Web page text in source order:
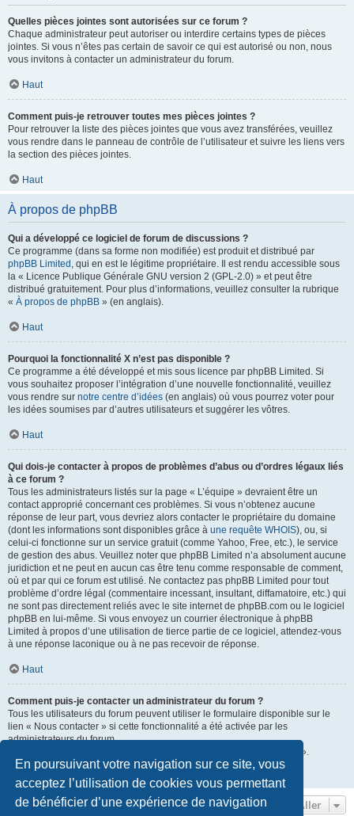
En poursuivant votre navigation sur ce site, vous
acceptez l’utilisation de cookies vous permettant
de bénéficier d’une expérience de navigation
Quelles pièces jointes sont autorisées sur ce forum ?
Chaque administrateur peut autoriser ou interdire certains types de pièces
jointes. Si vous n’êtes pas certain de savoir ce qui est autorisé ou non, nous
vous invitons à contacter un administrateur du forum.
Haut
Comment puis-je retrouver toutes mes pièces jointes ?
Pour retrouver la liste des pièces jointes que vous avez transférées, veuillez
vous rendre dans le panneau de contrôle de l’utilisateur et suivre les liens vers
la section des pièces jointes.
Haut
À propos de phpBB
Qui a développé ce logiciel de forum de discussions ?
Ce programme (dans sa forme non modifiée) est produit et distribué par
phpBB Limited , qui en est le légitime propriétaire. Il est rendu accessible sous
la « Licence Publique Générale GNU version 2 (GPL-2.0) » et peut être
distribué gratuitement. Pour plus d’informations, veuillez consulter la rubrique
« À propos de phpBB » (en anglais).
Haut
Pourquoi la fonctionnalité X n’est pas disponible ?
Ce programme a été développé et mis sous licence par phpBB Limited. Si
vous souhaitez proposer l’intégration d’une nouvelle fonctionnalité, veuillez
vous rendre sur notre centre d’idées (en anglais) où vous pourrez voter pour
les idées soumises par d’autres utilisateurs et suggérer les vôtres.
Haut
Qui dois-je contacter à propos de problèmes d’abus ou d’ordres légaux liés
à ce forum ?
Tous les administrateurs listés sur la page « L’équipe » devraient être un
contact approprié concernant ces problèmes. Si vous n’obtenez aucune
réponse de leur part, vous devriez alors contacter le propriétaire du domaine
(dont les informations sont disponibles grâce à une requête WHOIS), ou, si
celui-ci fonctionne sur un service gratuit (comme Yahoo, Free, etc.), le service
de gestion des abus. Veuillez noter que phpBB Limited n’a absolument aucune
juridiction et ne peut en aucun cas être tenu comme responsable de comment,
où et par qui ce forum est utilisé. Ne contactez pas phpBB Limited pour tout
problème d’ordre légal (commentaire incessant, insultant, diffamatoire, etc.) qui
ne sont pas directement reliés avec le site internet de phpBB.com ou le logiciel
phpBB en lui-même. Si vous envoyez un courrier électronique à phpBB
Limited à propos d’une utilisation de tierce partie de ce logiciel, attendez-vous
à une réponse laconique ou à ne pas recevoir de réponse.
Haut
Comment puis-je contacter un administrateur du forum ?
Tous les utilisateurs du forum peuvent utiliser le formulaire disponible sur le
lien « Nous contacter » si cette fonctionnalité a été activée par les
administrateurs du forum.
Les membres du forum peuvent également utiliser le lien « L’équipe ».
Aller